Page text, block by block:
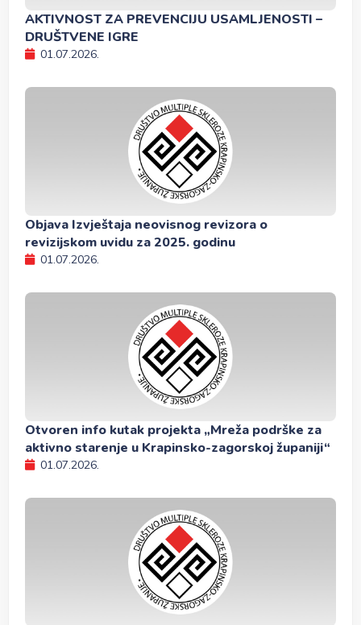
AKTIVNOST ZA PREVENCIJU USAMLJENOSTI –
DRUŠTVENE IGRE
01.07.2026.
Objava Izvještaja neovisnog revizora o
revizijskom uvidu za 2025. godinu
01.07.2026.
Otvoren info kutak projekta „Mreža podrške za
aktivno starenje u Krapinsko-zagorskoj županiji“
01.07.2026.